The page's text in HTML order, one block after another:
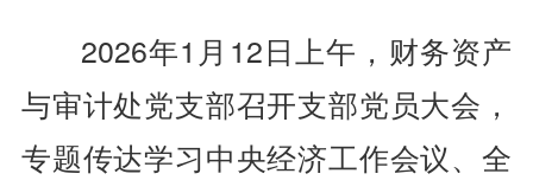
2026年1月12日上午，财务资产
与审计处党支部召开支部党员大会，
专题传达学习中央经济工作会议、全